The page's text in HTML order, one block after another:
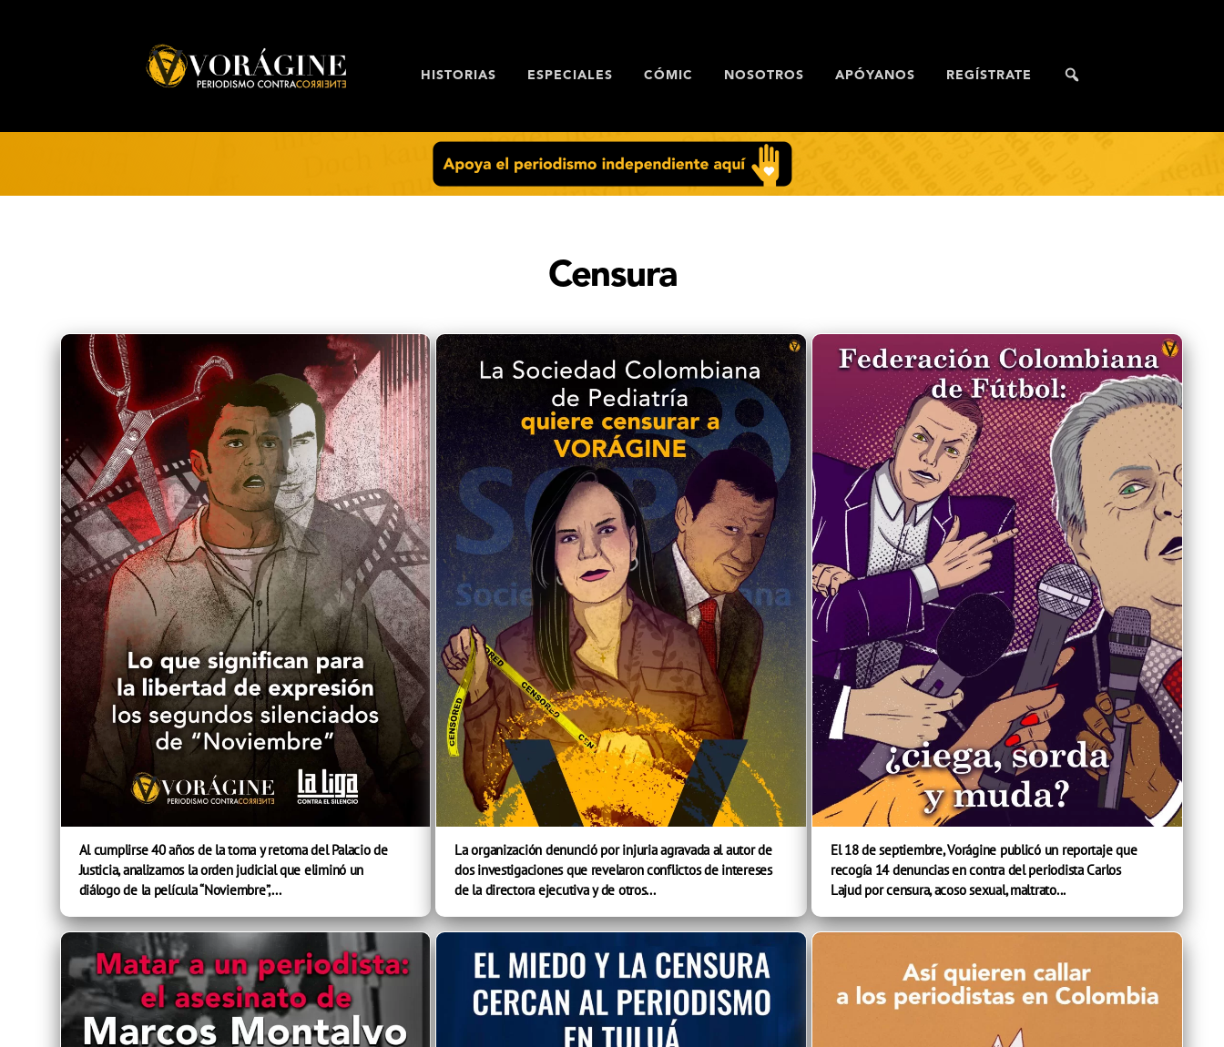
HISTORIAS ESPECIALES CÓMIC NOSOTROS APÓYANOS REGÍSTRATE
Censura
Al cumplirse 40 años de la toma y retoma del Palacio de
Justicia, analizamos la orden judicial que eliminó un
diálogo de la película “Noviembre”,...
La organización denunció por injuria agravada al autor de
dos investigaciones que revelaron conflictos de intereses
de la directora ejecutiva y de otros...
El 18 de septiembre, Vorágine publicó un reportaje que
recogía 14 denuncias en contra del periodista Carlos
Lajud por censura, acoso sexual, maltrato...